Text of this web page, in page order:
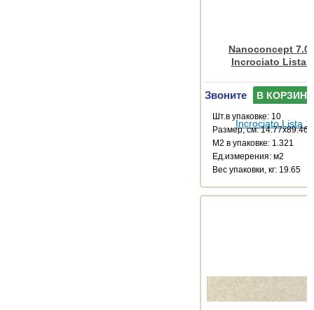
Nanoconcept 7.0
Incrociato Lista
Звоните В КОРЗИНУ
Шт.в упаковке: 10
Размер, см: 14.77x89.46
М2 в упаковке: 1.321
Ед.измерения: м2
Веc упаковки, кг: 19.65